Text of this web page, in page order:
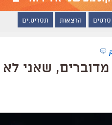
סרטים הרצאות תסריט.ים
שאני לא